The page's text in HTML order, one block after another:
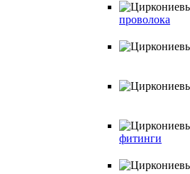
проволока
фитинги